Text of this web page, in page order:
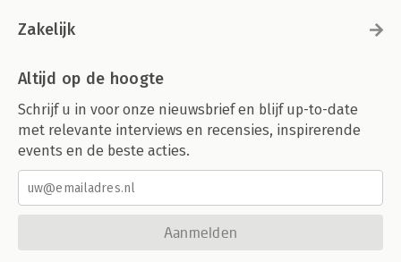
Zakelijk
Altijd op de hoogte
Schrijf u in voor onze nieuwsbrief en blijf up-to-date
met relevante interviews en recensies, inspirerende
events en de beste acties.
Aanmelden